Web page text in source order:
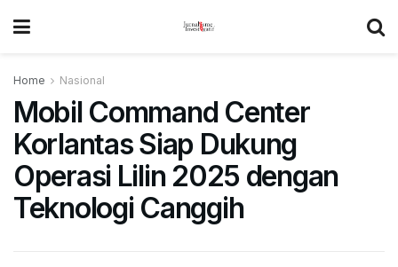
Home Nasional
Mobil Command Center
Korlantas Siap Dukung
Operasi Lilin 2025 dengan
Teknologi Canggih